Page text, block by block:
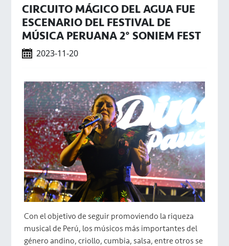
CIRCUITO MÁGICO DEL AGUA FUE
ESCENARIO DEL FESTIVAL DE
MÚSICA PERUANA 2° SONIEM FEST
2023-11-20
Con el objetivo de seguir promoviendo la riqueza
musical de Perú, los músicos más importantes del
género andino, criollo, cumbia, salsa, entre otros se